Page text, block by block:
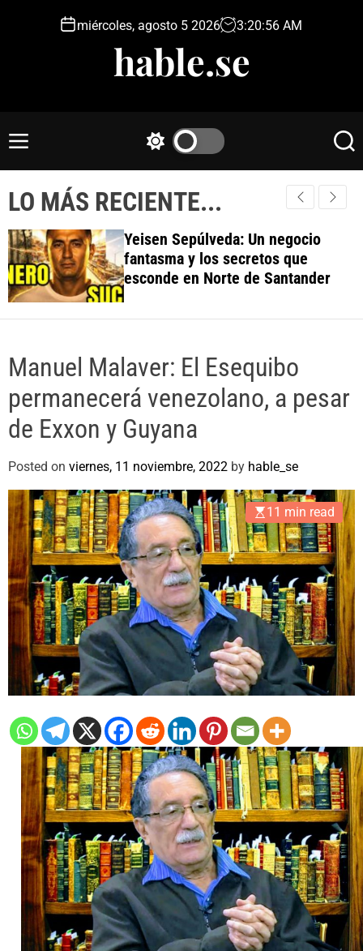
n
miércoles, agosto 5 2026 3:20:57 AM
hable.se
M
u
t
c
c
o
l
e
S
r
c
LO MÁS RECIENTE...
Yeisen Sepúlveda: Un negocio
fantasma y los secretos que
esconde en Norte de Santander
Manuel Malaver: El Esequibo
permanecerá venezolano, a pesar
de Exxon y Guyana
Posted on viernes, 11 noviembre, 2022 by hable_se
11 min read